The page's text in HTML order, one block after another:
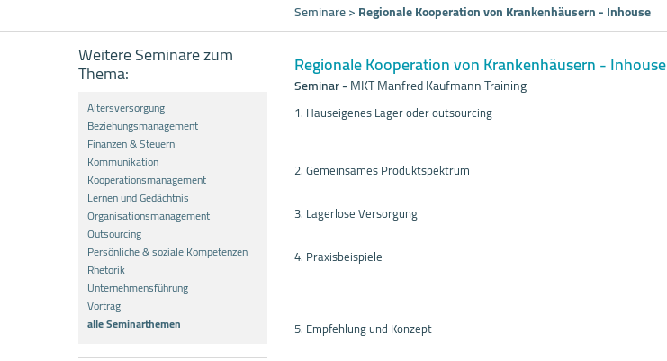
Seminare>Regionale Kooperation von Krankenhäusern - Inhouse
Weitere Seminare zum
Thema:
Altersversorgung
Beziehungsmanagement
Finanzen & Steuern
Kommunikation
Kooperationsmanagement
Lernen und Gedächtnis
Organisationsmanagement
Outsourcing
Persönliche & soziale Kompetenzen
Rhetorik
Unternehmensführung
Vortrag
alle Seminarthemen
Regionale Kooperation von Krankenhäusern - Inhouse
Seminar-MKT Manfred Kaufmann Training
1. Hauseigenes Lager oder outsourcing
2. Gemeinsames Produktspektrum
3. Lagerlose Versorgung
4. Praxisbeispiele
5. Empfehlung und Konzept